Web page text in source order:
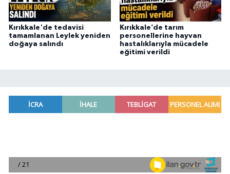
Kırıkkale'de tedavisi
tamamlanan Leylek yeniden
doğaya salındı
Kırıkkale’de tarım
personellerine hayvan
hastalıklarıyla mücadele
eğitimi verildi